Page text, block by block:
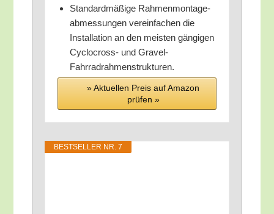
Stan­dard­mä­ßi­ge Rah­men­mon­ta­ge­
ab­mes­sun­gen ver­ein­fa­chen die
Instal­la­ti­on an den meis­ten gän­gi­gen
Cyclo­cross- und Gravel-
Fahrradrahmenstrukturen.
» Aktu­el­len Preis auf Ama­zon
prü­fen »
BEST­SEL­LER NR. 7